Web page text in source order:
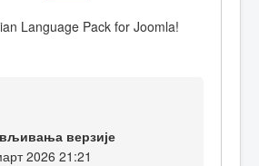
Language Pack for Joomla!
верзије
2026 21:21